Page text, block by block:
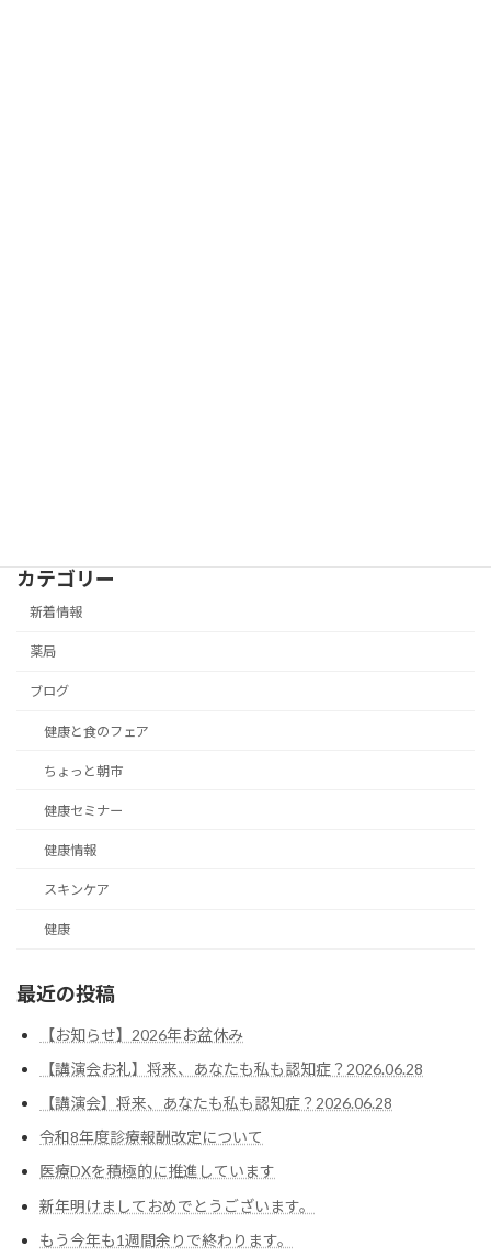
カテゴリー
新着情報
薬局
ブログ
健康と食のフェア
ちょっと朝市
健康セミナー
健康情報
スキンケア
健康
最近の投稿
【お知らせ】2026年お盆休み
【講演会お礼】将来、あなたも私も認知症？2026.06.28
【講演会】将来、あなたも私も認知症？2026.06.28
令和8年度診療報酬改定について
医療DXを積極的に推進しています
新年明けましておめでとうございます。
もう今年も1週間余りで終わります。